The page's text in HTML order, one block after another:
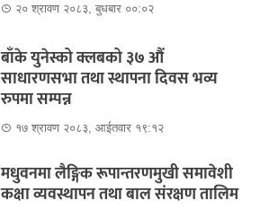
२० श्रावण २०८३, बुधबार ००:०२
बाँके युनेस्को क्लबको ३७ औं
साधारणसभा तथा स्थापना दिवस भव्य
रुपमा सम्पन्न
१७ श्रावण २०८३, आईतवार १९:१२
मधुवनमा लैङ्गिक रूपान्तरणमुखी समावेशी
कक्षा व्यवस्थापन तथा बाल संरक्षण तालिम